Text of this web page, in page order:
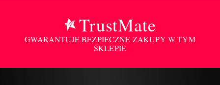
TrustMate
GWARANTUJE BEZPIECZNE ZAKUPY W TYM
SKLEPIE